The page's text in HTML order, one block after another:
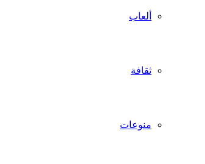
ألعاب
ثقافة
منوعات